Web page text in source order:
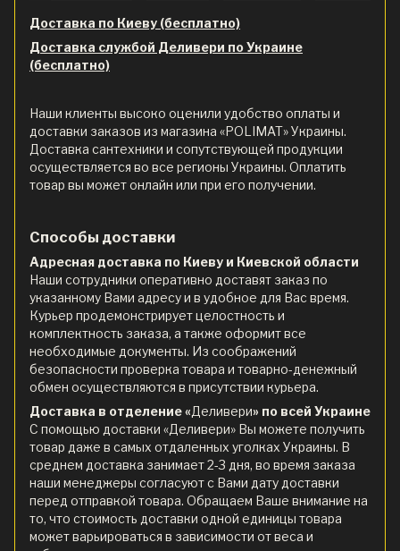
Доставка по Киеву (бесплатно)
Доставка службой Деливери по Украине
(бесплатно)
Наши клиенты высоко оценили удобство оплаты и
доставки заказов из магазина «POLIMAT» Украины.
Доставка сантехники и сопутствующей продукции
осуществляется во все регионы Украины. Оплатить
товар вы может онлайн или при его получении.
Способы доставки
Адресная доставка по Киеву и Киевской области
Наши сотрудники оперативно доставят заказ по
указанному Вами адресу и в удобное для Вас время.
Курьер продемонстрирует целостность и
комплектность заказа, а также оформит все
необходимые документы. Из соображений
безопасности проверка товара и товарно-денежный
обмен осуществляются в присутствии курьера.
Доставка в отделение «Деливери» по всей Украине
С помощью доставки «Деливери» Вы можете получить
товар даже в самых отдаленных уголках Украины. В
среднем доставка занимает 2-3 дня, во время заказа
наши менеджеры согласуют с Вами дату доставки
перед отправкой товара. Обращаем Ваше внимание на
то, что стоимость доставки одной единицы товара
может варьироваться в зависимости от веса и